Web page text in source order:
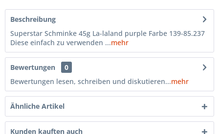
Beschreibung
Superstar Schminke 45g La-laland purple Farbe 139-85.237
Diese einfach zu verwenden ...mehr
Bewertungen
0
Bewertungen lesen, schreiben und diskutieren...mehr
Ähnliche Artikel
Kunden kauften auch